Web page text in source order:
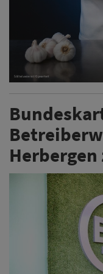
Herbergen